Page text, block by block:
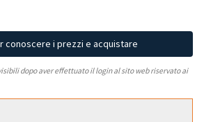
conoscere i prezzi e acquistare
dopo aver effettuato il login al sito web riservato ai